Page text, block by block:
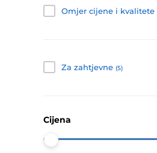
Omjer cijene i kvalitete
Za zahtjevne (5)
Cijena